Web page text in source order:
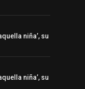
niña’, su
niña’, su